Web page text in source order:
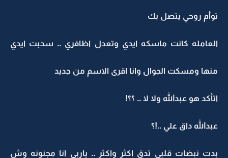
توأم روحي يتصل بك
العامله كانت ماسكه ايدي وتعدل اظافري .. سحبت ايدي
منها ومسكت الجوال وانا اقرى الاسم من جديد
اتأكد هو عبدالله ولا لا .. ؟؟!
عبدالله داق علي ..!؟
بدت نبضات قلبي تدق اكثر واكثر .. ياربي انا مجنونه وش